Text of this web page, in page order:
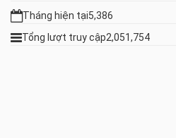
Tháng hiện tại5,386
Tổng lượt truy cập2,051,754